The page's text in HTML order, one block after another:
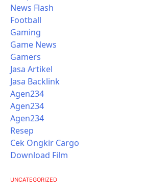
News Flash
Football
Gaming
Game News
Gamers
Jasa Artikel
Jasa Backlink
Agen234
Agen234
Agen234
Resep
Cek Ongkir Cargo
Download Film
UNCATEGORIZED